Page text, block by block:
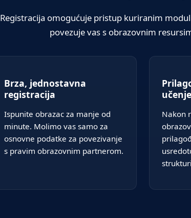
Registracija omogućuje pristup kuriranim
povezuje vas s obrazovnim
Brza, jednostavna
registracija
Ispunite obrazac za manje od
minute. Molimo vas samo za
osnovne podatke za povezivanje
s pravim obrazovnim partnerom.
učenje
Nakon